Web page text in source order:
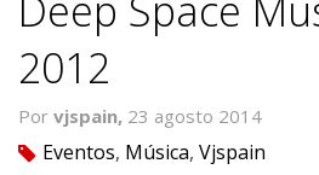
2012
Por vjspain, 23 agosto 2014
tag Eventos, Música, Vjspain